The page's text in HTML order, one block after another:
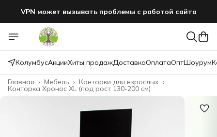
VPN может вызывать проблемы с работой сайта
КолумбусАкцииХиты продажДоставкаОплатаОптШоурум
Конторка Хронос XL (под рост 130-200 см)
Конторки для взрослых ›
Мебель ›
Главная ›